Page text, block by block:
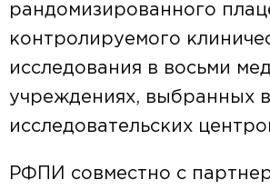
рандомизированного
контролируемого
исследования в восьми
учреждениях, выбранных в
исследовательских
РФПИ совместно с